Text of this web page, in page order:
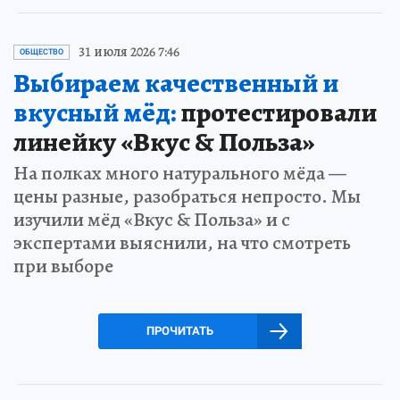
ОБЩЕСТВО 31 июля 2026 7:46
Выбираем качественный и
вкусный мёд:протестировали
линейку «Вкус & Польза»
На полках много натурального мёда —
цены разные, разобраться непросто. Мы
изучили мёд «Вкус & Польза» и с
экспертами выяснили, на что смотреть
при выборе
ПРОЧИТАТЬ